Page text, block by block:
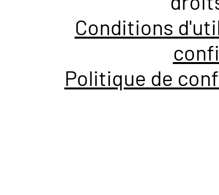
Conditions
Politique de